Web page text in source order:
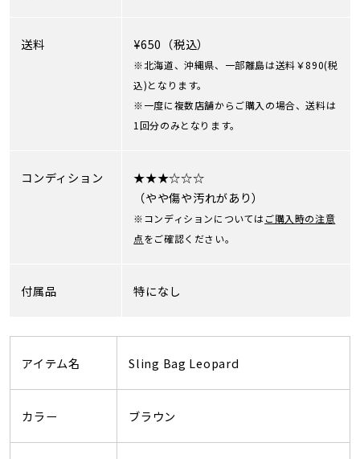
送料 ¥650（税込）
※北海道、沖縄県、一部離島は送料￥890(税
込)となります。
※一度に複数店舗からご購入の場合、送料は
1回分のみとなります。
コンディション
★★★☆☆☆
（やや傷や汚れがあり）
※コンディションについてはご購入時の注意
点をご確認ください。
付属品 特になし
アイテム名 Sling Bag Leopard
カラー ブラウン